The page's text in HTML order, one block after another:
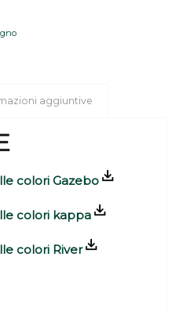
aggiuntive
colori Gazebo
colori kappa
colori River